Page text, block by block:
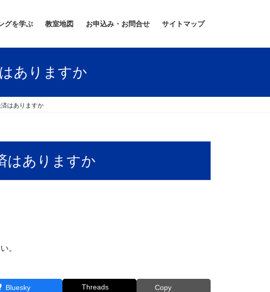
グを学ぶ 教室地図 お申込み・お問合せ サイトマップ
ありますか
はありますか
はありますか
。
Bluesky Threads Copy